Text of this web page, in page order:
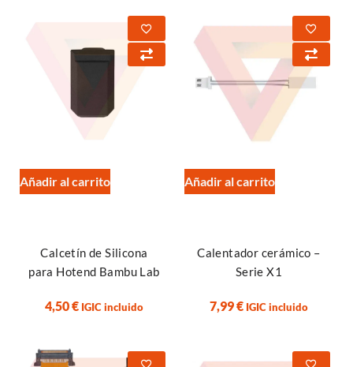
Añadir al carrito
Calcetín de Silicona
para Hotend Bambu Lab
4,50€ IGIC incluido
Añadir al carrito
Calentador cerámico –
Serie X1
7,99€ IGIC incluido